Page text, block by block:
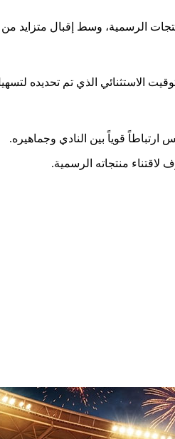
الرسمية، وسط إقبال متزايد من
الاستثنائي الذي تم تحديده
قوياً بين النادي وجماهيره.
منتجاته الرسمية.